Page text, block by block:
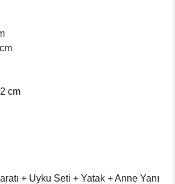
cm
+ Uyku Seti + Yatak + Anne Yanı